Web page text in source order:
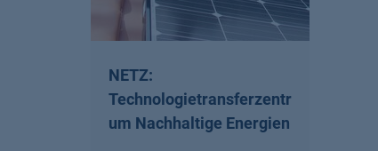
NETZ:
Technologietransferzentr
um Nachhaltige Energien